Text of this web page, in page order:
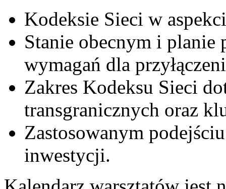
Kodeksie Sieci w
Stanie obecnym i planie
wymagań dla
Zakres Kodeksu Sieci
transgranicznych oraz
Zastosowanym
inwestycji.